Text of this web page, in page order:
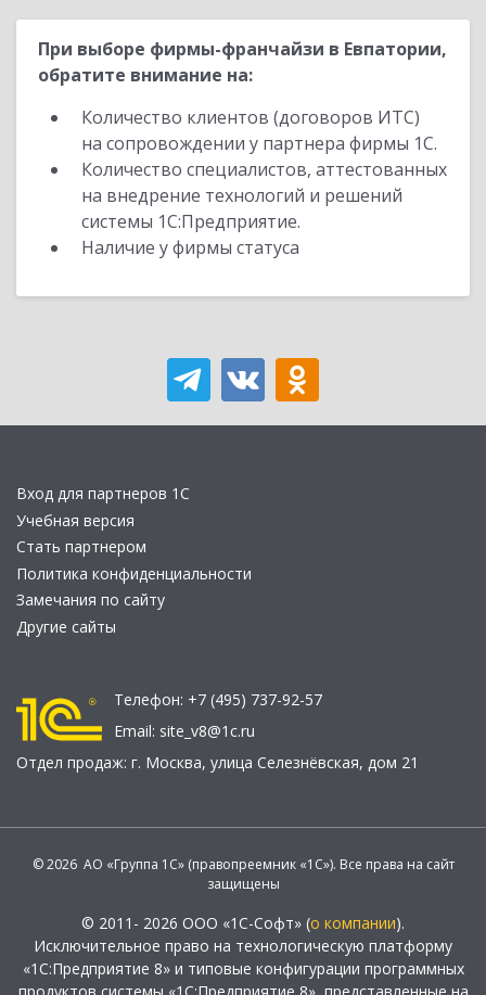
При выборе фирмы-франчайзи в Евпатории,
обратите внимание на:
Количество клиентов (договоров ИТС)
на сопровождении у партнера фирмы 1С.
Количество специалистов, аттестованных
на внедрение технологий и решений
системы 1С:Предприятие.
Наличие у фирмы статуса
Вход для партнеров 1С
Учебная версия
Стать партнером
Политика конфиденциальности
Замечания по сайту
Другие сайты
Телефон: +7 (495) 737-92-57
Email: site_v8@1c.ru
Отдел продаж: г. Москва, улица Селезнёвская, дом 21
© 2026 АО «Группа 1С» (правопреемник «1С»). Все права на сайт
защищены
© 2011- 2026 ООО «1С-Софт» (о компании).
Исключительное право на технологическую платформу
«1С:Предприятие 8» и типовые конфигурации программных